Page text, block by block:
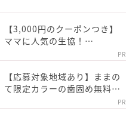
【3,000円のクーポンつき】
ママに人気の生協！…
PR
【応募対象地域あり】ままの
て限定カラーの歯固め無料…
PR